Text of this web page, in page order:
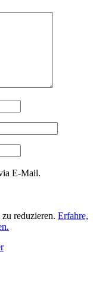
E-Mail.
reduzieren. Erfahre,